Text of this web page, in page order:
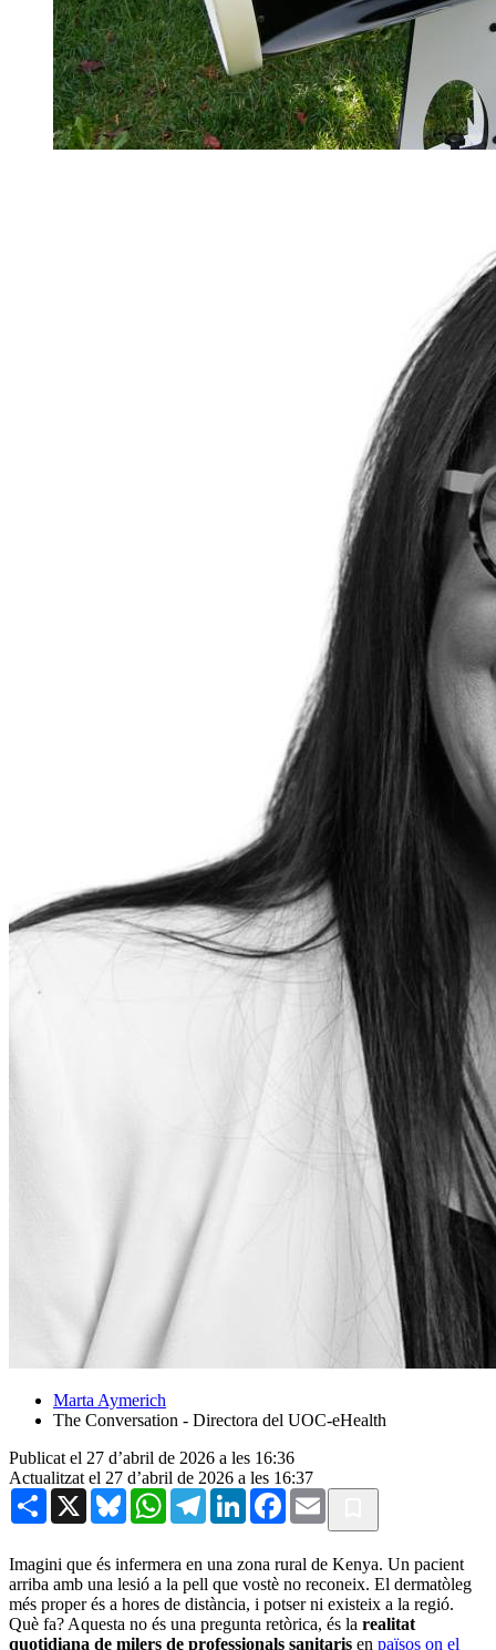
Marta Aymerich
The Conversation - Directora del UOC-eHealth
Publicat el 27 d’abril de 2026 a les 16:36
Actualitzat el 27 d’abril de 2026 a les 16:37
Share X BlueskyWhatsAppTelegramLinkedInFacebook
Email
Imagini que és infermera en una zona rural de Kenya. Un pacient
arriba amb una lesió a la pell que vostè no reconeix. El dermatòleg
més proper és a hores de distància, i potser ni existeix a la regió.
Què fa? Aquesta no és una pregunta retòrica, és la realitat
quotidiana de milers de professionals sanitaris en països on el